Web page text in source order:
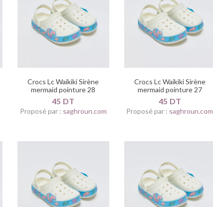
Crocs Lc Waikiki Sirène
mermaid pointure 28
45 DT
Proposé par : saghroun.com
Crocs Lc Waikiki Sirène
mermaid pointure 27
45 DT
Proposé par : saghroun.com